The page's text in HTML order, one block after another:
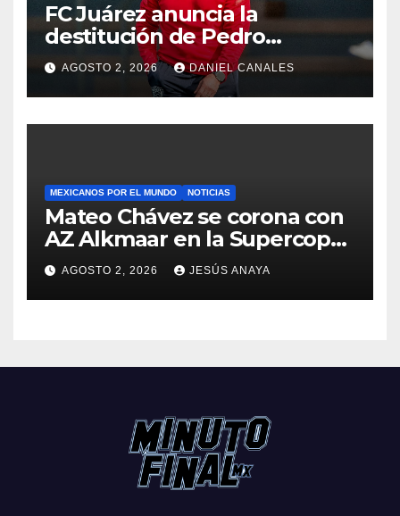
FC Juárez anuncia la
destitución de Pedro
Caixinha
AGOSTO 2, 2026 DANIEL CANALES
MEXICANOS POR EL MUNDO NOTICIAS
Mateo Chávez se corona con
AZ Alkmaar en la Supercopa
de Países Bajos
AGOSTO 2, 2026 JESÚS ANAYA